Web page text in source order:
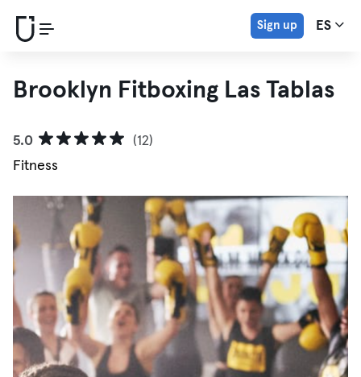
Sign up ES
Brooklyn Fitboxing Las Tablas
5.0
(12)
Fitness